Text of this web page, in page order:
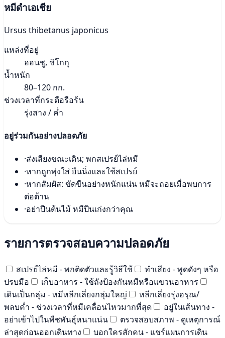
หมีดำเอเชีย
Ursus thibetanus japonicus
แหล่งที่อยู่
ฮอนชู, ชิโกกุ
น้ำหนัก
80–120 กก.
ช่วงเวลาที่กระตือรือร้น
รุ่งสาง / ค่ำ
อยู่ร่วมกันอย่างปลอดภัย
·ส่งเสียงขณะเดิน; พกสเปรย์ไล่หมี
·หากถูกพุ่งใส่ ยืนนิ่งและใช้สเปรย์
·หากสัมผัส: ขัดขืนอย่างหนักแน่น หมีจะถอยเมื่อพบการ
ต่อต้าน
·อย่าปีนต้นไม้ หมีปีนเก่งกว่าคุณ
รายการตรวจสอบความปลอดภัย
สเปรย์ไล่หมี - พกติดตัวและรู้วิธีใช้
ทำเสียง - พูดดังๆ หรือ
ปรบมือ
เก็บอาหาร - ใช้ถังป้องกันหมีหรือแขวนอาหาร
เดินเป็นกลุ่ม - หมีหลีกเลี่ยงกลุ่มใหญ่
หลีกเลี่ยงรุ่งอรุณ/
พลบค่ำ - ช่วงเวลาที่หมีเคลื่อนไหวมากที่สุด
อยู่ในเส้นทาง -
อย่าเข้าไปในพืชพันธุ์หนาแน่น
ตรวจสอบสภาพ - ดูเหตุการณ์
ล่าสุดก่อนออกเดินทาง
บอกใครสักคน - แชร์แผนการเดิน